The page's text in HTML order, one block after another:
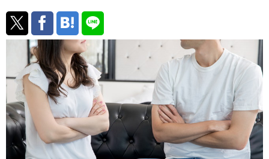
洗濯
生活の知恵
お金
掃除
マナー
趣味
食材辞典